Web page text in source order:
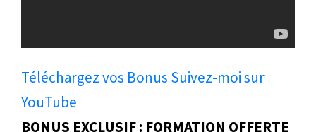
Téléchargez vos Bonus Suivez-moi sur
YouTube
BONUS EXCLUSIF : FORMATION OFFERTE